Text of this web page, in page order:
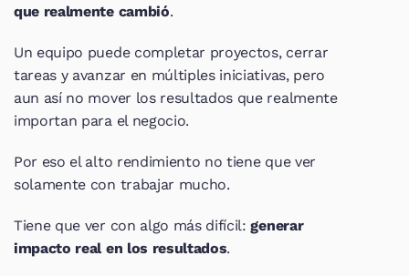
que realmente cambió.
Un equipo puede completar proyectos, cerrar
tareas y avanzar en múltiples iniciativas, pero
aun así no mover los resultados que realmente
importan para el negocio.
Por eso el alto rendimiento no tiene que ver
solamente con trabajar mucho.
Tiene que ver con algo más difícil: generar
impacto real en los resultados.